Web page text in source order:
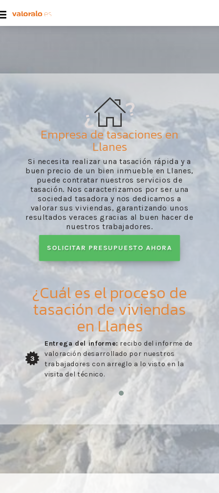
Empresa de tasaciones en
Llanes
Si necesita realizar una tasación rápida y a
buen precio de un bien inmueble en Llanes,
puede contratar nuestros servicios de
tasación. Nos caracterizamos por ser una
sociedad tasadora y nos dedicamos a
valorar sus viviendas, garantizando unos
resultados veraces gracias al buen hacer de
nuestros trabajadores.
SOLICITAR PRESUPUESTO AHORA
¿Cuál es el proceso de
tasación de viviendas
en Llanes
3
Entrega del informe: recibo del informe de
valoración desarrollado por nuestros
trabajadores con arreglo a lo visto en la
visita del técnico.